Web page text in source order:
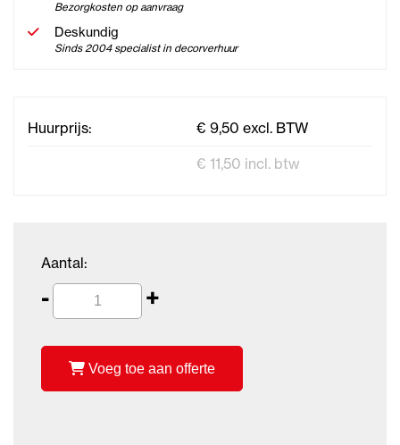
Bezorgkosten op aanvraag
Deskundig
Sinds 2004 specialist in decorverhuur
Huurprijs:
€ 9,50 excl. BTW
€ 11,50 incl. btw
Aantal:
- +
Voeg toe aan offerte